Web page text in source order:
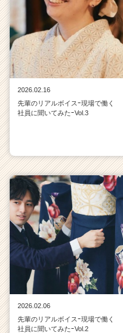
2026.02.16
先輩のリアルボイスｰ現場で働く
社員に聞いてみたｰVol.3
2026.02.06
先輩のリアルボイスｰ現場で働く
社員に聞いてみたｰVol.2